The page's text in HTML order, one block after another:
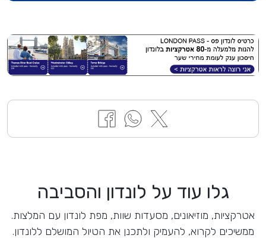
גלו עוד על לונדון והסביבה
אטרקציות, מוזיאונים, מסעדות שוות, מפת לונדון עם המלצות.
ממשיכים לקרוא, להעמיק ולתכנן את הטיול המושלם ללונדון.